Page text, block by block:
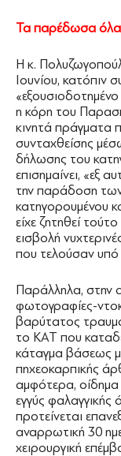
Τα παρέδωσα όλα
Η κ.
Ιουνίου, κατόπιν
η κόρη του
κινητά πράγματα
συνταχθείσης
δήλωσης του
επισημαίνει, «εξ
την παράδοση
κατηγορουμένου
είχε ζητηθεί
εισβολή
που τελούσαν υπό
Παράλληλα, στην
φωτογραφίες-
βαρύτατος
το ΚΑΤ που
κάταγμα βάσεως
πηχεοκαρπικής
αμφότερα, οίδημα
εγγύς
προτείνεται
αναρρωτική 30
χειρουργική